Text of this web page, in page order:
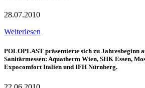
28.07.2010
Weiterlesen
POLOPLAST präsentierte sich zu Jahresbeginn
Sanitärmessen: Aquatherm Wien, SHK Essen,
Expocomfort Italien und IFH Nürnberg.